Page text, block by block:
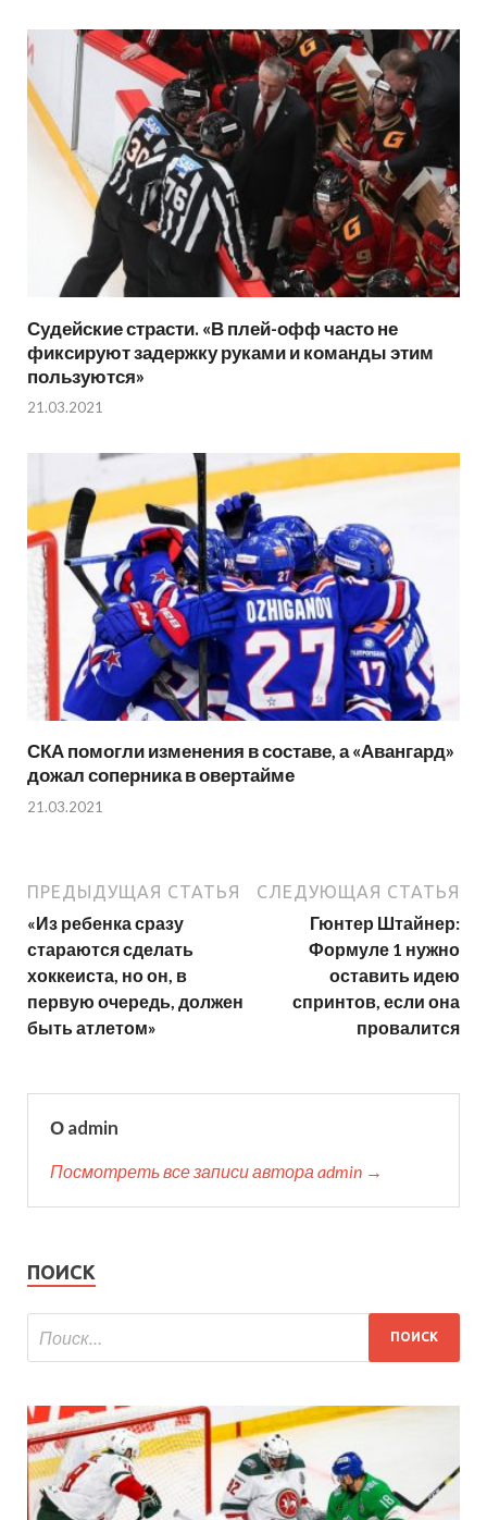
Судейские страсти. «В плей-офф часто не
фиксируют задержку руками и команды этим
пользуются»
21.03.2021
СКА помогли изменения в составе, а «Авангард»
дожал соперника в овертайме
21.03.2021
ПРЕДЫДУЩАЯ СТАТЬЯ
«Из ребенка сразу
стараются сделать
хоккеиста, но он, в
первую очередь, должен
быть атлетом»
СЛЕДУЮЩАЯ СТАТЬЯ
Гюнтер Штайнер:
Формуле 1 нужно
оставить идею
спринтов, если она
провалится
О admin
Посмотреть все записи автора admin →
ПОИСК